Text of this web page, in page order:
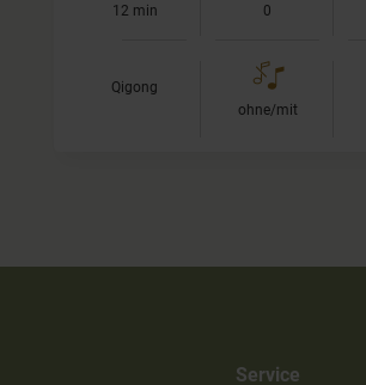
12 min 0
Qigong
ohne/mit
Service